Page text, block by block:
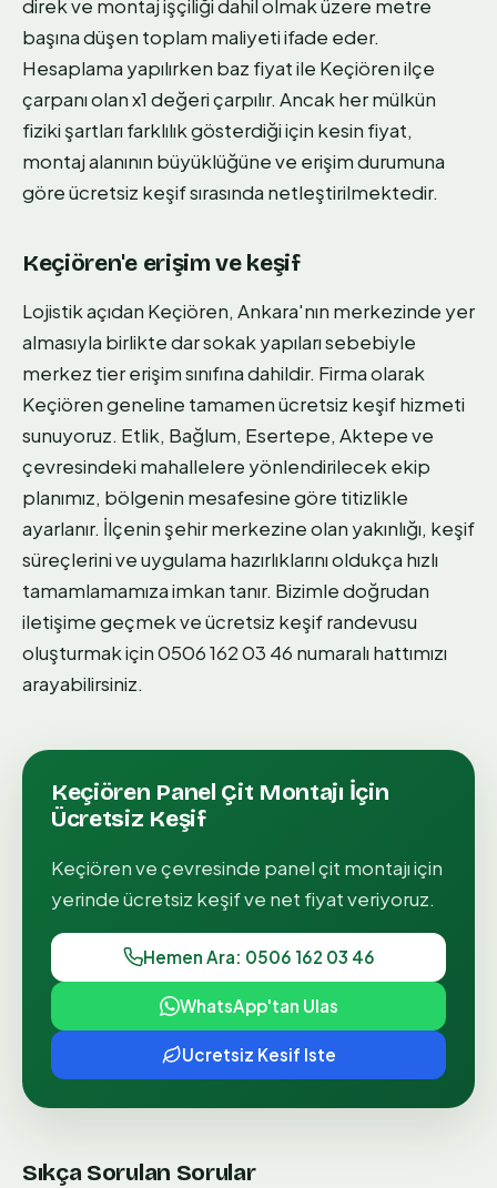
direk ve montaj işçiliği dahil olmak üzere metre
başına düşen toplam maliyeti ifade eder.
Hesaplama yapılırken baz fiyat ile Keçiören ilçe
çarpanı olan x1 değeri çarpılır. Ancak her mülkün
fiziki şartları farklılık gösterdiği için kesin fiyat,
montaj alanının büyüklüğüne ve erişim durumuna
göre ücretsiz keşif sırasında netleştirilmektedir.
Keçiören'e erişim ve keşif
Lojistik açıdan Keçiören, Ankara'nın merkezinde yer
almasıyla birlikte dar sokak yapıları sebebiyle
merkez tier erişim sınıfına dahildir. Firma olarak
Keçiören geneline tamamen ücretsiz keşif hizmeti
sunuyoruz. Etlik, Bağlum, Esertepe, Aktepe ve
çevresindeki mahallelere yönlendirilecek ekip
planımız, bölgenin mesafesine göre titizlikle
ayarlanır. İlçenin şehir merkezine olan yakınlığı, keşif
süreçlerini ve uygulama hazırlıklarını oldukça hızlı
tamamlamamıza imkan tanır. Bizimle doğrudan
iletişime geçmek ve ücretsiz keşif randevusu
oluşturmak için 0506 162 03 46 numaralı hattımızı
arayabilirsiniz.
Keçiören Panel Çit Montajı İçin
Ücretsiz Keşif
Keçiörenve çevresinde panel çit montajıiçin
yerinde ücretsiz keşif ve net fiyat veriyoruz.
Hemen Ara: 0506 162 03 46
WhatsApp'tan Ulas
Ucretsiz Kesif Iste
Sıkça Sorulan Sorular